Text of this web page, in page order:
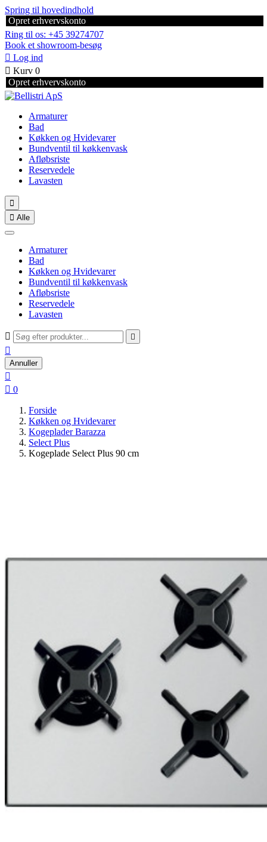
Spring til hovedindhold
Opret erhvervskonto
Ring til os: +45 39274707
Book et showroom-besøg
 Log ind
 Kurv 0
Opret erhvervskonto
Armaturer
Bad
Køkken og Hvidevarer
Bundventil til køkkenvask
Afløbsriste
Reservedele
Lavasten

 Alle
Armaturer
Bad
Køkken og Hvidevarer
Bundventil til køkkenvask
Afløbsriste
Reservedele
Lavasten
 

Annuller

 0
Forside
Køkken og Hvidevarer
Kogeplader Barazza
Select Plus
Kogeplade Select Plus 90 cm